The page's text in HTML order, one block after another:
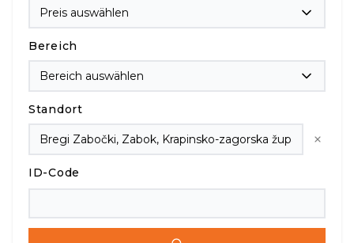
Preis auswählen
Bereich
Bereich auswählen
Standort
ID-Code